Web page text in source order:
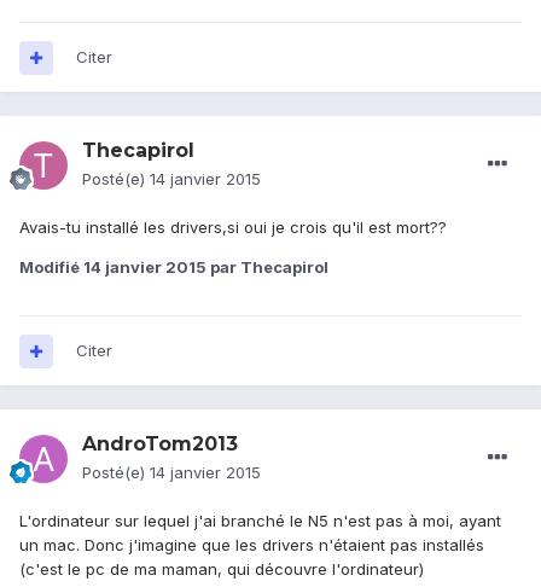
Citer
Thecapirol
Posté(e) 14 janvier 2015
Avais-tu installé les drivers,si oui je crois qu'il est mort??
Modifié 14 janvier 2015 par Thecapirol
Citer
AndroTom2013
Posté(e) 14 janvier 2015
L'ordinateur sur lequel j'ai branché le N5 n'est pas à moi, ayant
un mac. Donc j'imagine que les drivers n'étaient pas installés
(c'est le pc de ma maman, qui découvre l'ordinateur)